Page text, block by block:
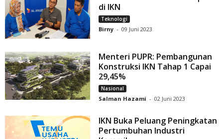
di IKN
Teknologi
Birny - 09 Juni 2023
Menteri PUPR: Pembangunan
Konstruksi IKN Tahap 1 Capai
29,45%
Nasional
Salman Hazami - 02 Juni 2023
IKN Buka Peluang Peningkatan
Pertumbuhan Industri